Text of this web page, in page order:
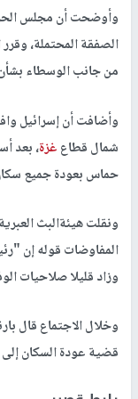
وأوضحت أن مجلس
الصفقة المحتملة،
من جانب الوسطاء
شمال قطاعغزة، بعد
حماس بعودة جميع
ونقلت هيئةالبث
المفاوضات قوله إن
وزاد قليلا صلاحيات
وخلال الاجتماع قال
قضية عودة السكان